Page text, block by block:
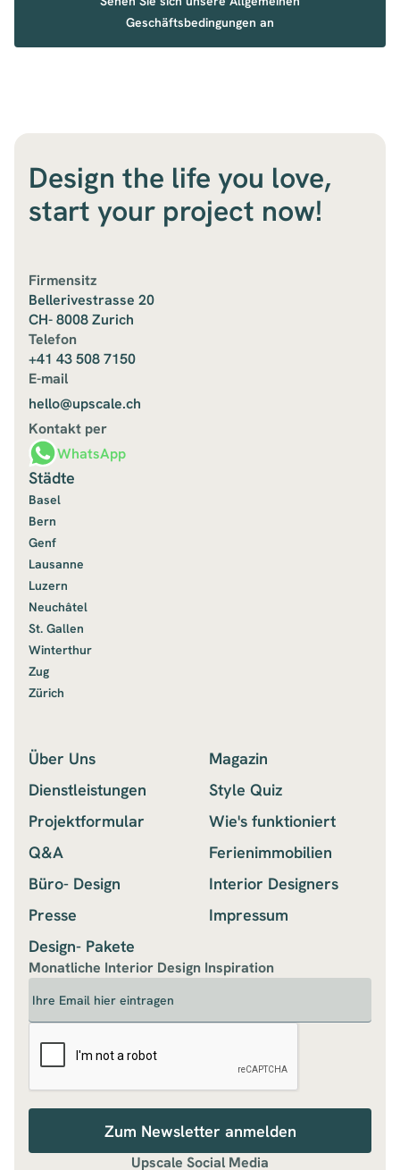
Geschäftsbedingungen an
Firmensitz
Bellerivestrasse 20
CH- 8008 Zurich
Telefon
+41 43 508 7150
E-mail
hello@upscale.ch
Kontakt per
WhatsApp
Städte
Basel
Bern
Genf
Lausanne
Luzern
Neuchâtel
St. Gallen
Winterthur
Zug
Zürich
Über Uns
Magazin
Dienstleistungen
Style Quiz
Projektformular
Wie's funktioniert
Q&A
Ferienimmobilien
Büro- Design
Interior Designers
Presse
Impressum
Design- Pakete
Monatliche Interior Design Inspiration
Upscale Social Media
Design the life you love,
start your project now!